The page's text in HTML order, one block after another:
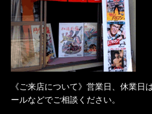
イギリス盤DVD
アメリカ盤DVD
《ご来店について》営業日、休業日
ールなどでご相談ください。